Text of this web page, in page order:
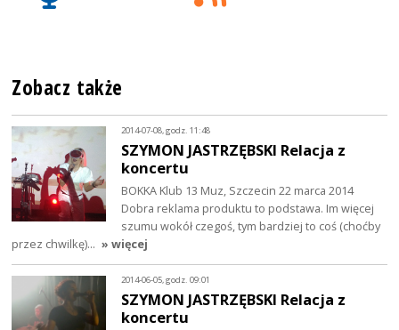
Zobacz także
2014-07-08, godz. 11:48
SZYMON JASTRZĘBSKI Relacja z
koncertu
BOKKA Klub 13 Muz, Szczecin 22 marca 2014
Dobra reklama produktu to podstawa. Im więcej
szumu wokół czegoś, tym bardziej to coś (choćby
przez chwilkę)… » więcej
2014-06-05, godz. 09:01
SZYMON JASTRZĘBSKI Relacja z
koncertu